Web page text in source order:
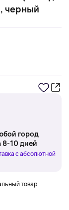
черный
город
8-10 дней
с абсолютной
товар